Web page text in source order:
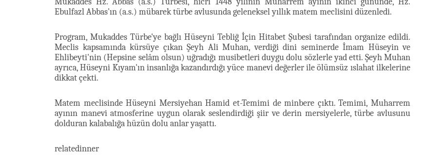
Ebulfazl Abbas'ın (a.s.) mübarek türbe avlusunda geleneksel yıllık matem meclisini düzenledi.
Program, Mukaddes Türbe'ye bağlı Hüseyni Tebliğ İçin Hitabet Şubesi tarafından organize edildi.
Meclis kapsamında kürsüye çıkan Şeyh Ali Muhan, verdiği dini seminerde İmam Hüseyin ve
Ehlibeyti'nin (Hepsine selâm olsun) uğradığı musibetleri duygu dolu sözlerle yad etti. Şeyh Muhan
ayrıca, Hüseyni Kıyam'ın insanlığa kazandırdığı yüce manevi değerler ile ölümsüz ıslahat ilkelerine
dikkat çekti.
Matem meclisinde Hüseyni Mersiyehan Hamid et-Temimi de minbere çıktı. Temimi, Muharrem
ayının manevi atmosferine uygun olarak seslendirdiği şiir ve derin mersiyelerle, türbe avlusunu
dolduran kalabalığa hüzün dolu anlar yaşattı.
relatedinner